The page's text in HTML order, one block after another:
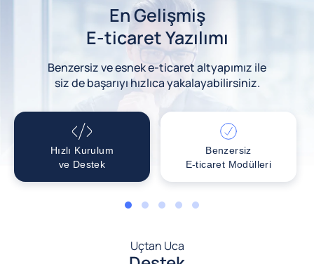
En Gelişmiş
E-ticaret Yazılımı
Benzersiz ve esnek e-ticaret altyapımız ile
siz de başarıyı hızlıca yakalayabilirsiniz.
Hızlı Kurulum
ve Destek
Benzersiz
E-ticaret Modülleri
1 2 3 4 5
Uçtan Uca